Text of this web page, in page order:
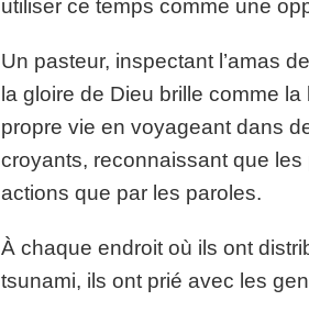
utiliser ce temps comme une
Un pasteur, inspectant l’amas
la gloire de Dieu brille comme
propre vie en voyageant dans
croyants, reconnaissant que
actions que par les paroles.
À chaque endroit où ils ont
tsunami, ils ont prié avec les